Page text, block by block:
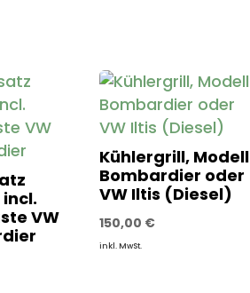
VW
Kühlergrill, Modell
Bombardier oder
VW Iltis (Diesel)
150,00 €
inkl. MwSt.